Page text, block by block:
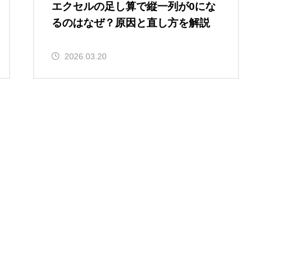
エクセルの足し算で縦一列が0にな
るのはなぜ？原因と直し方を解説
2026.03.20